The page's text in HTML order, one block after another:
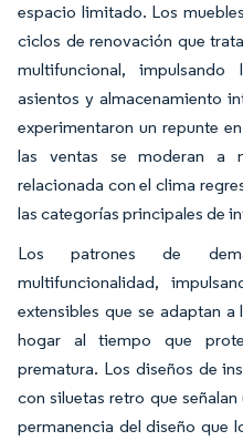
espacio limitado. Los
ciclos de renovación que
multifuncional,
asientos y almacenamiento
experimentaron un repunte
las ventas se moderan a
relacionada con el clima
las categorías principales de
Los patrones de
multifuncionalidad,
extensibles que se adaptan
hogar al tiempo que
prematura. Los diseños de
con siluetas retro que
permanencia del diseño que